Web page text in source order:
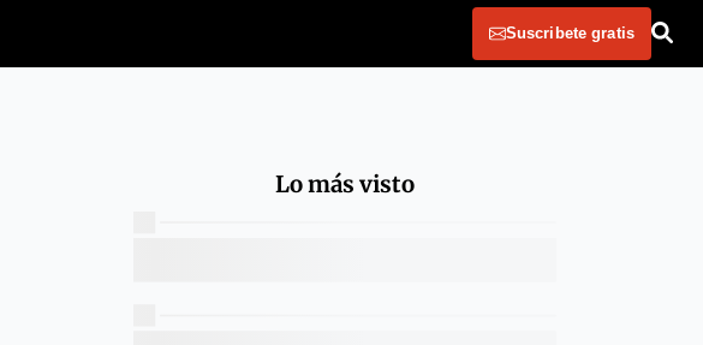
Suscribete gratis
Lo más visto